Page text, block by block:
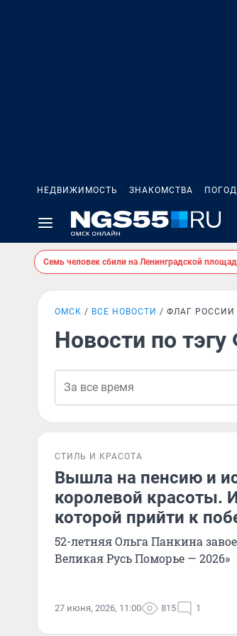
НЕДВИЖИМОСТЬ ЗНАКОМСТВА
Семь человек сбили на Ленинградской
ОМСК ВСЕ НОВОСТИ ФЛАГ РОССИИ
Новости по
СТИЛЬ И КРАСОТА
Вышла на пенсию и
королевой красоты.
которой прийти к
52-летняя Ольга Панкина
Великая Русь Поморье — 2026»
27 июня, 2026, 11:00 815 1